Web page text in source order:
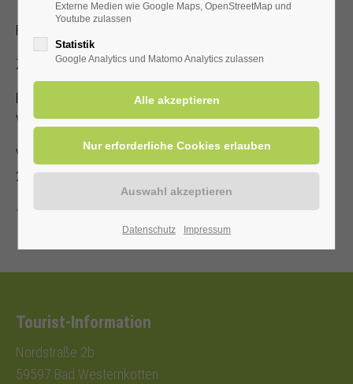
Flotte, stimmungsvolle Musik mit dem Gute-Laune-Duo
Zutritt mit gültiger Kur- /Einwohnerkarte
Es steht nur eine begrenzte Anzahl an Sitzplätzen zur
Verfügung!
Veranstalter: Kurverwaltung Bad Westernkotten, Telefon: 0
29 43 . 976 58 10
Zurück
Tourist-Information
Nordstraße 2b
59597 Bad Westernkotten
Externe Medien wie Google Maps, OpenStreetMap und
Youtube zulassen
Statistik
Google Analytics und Matomo Analytics zulassen
Datenschutz Impressum